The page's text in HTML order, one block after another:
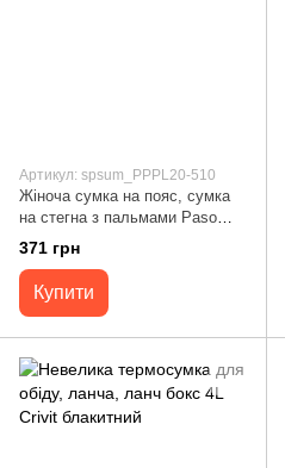
Артикул: spsum_PPPL20-510
Жіноча сумка на пояс, сумка
на стегна з пальмами Paso
PPPL20-510
371 грн
Купити